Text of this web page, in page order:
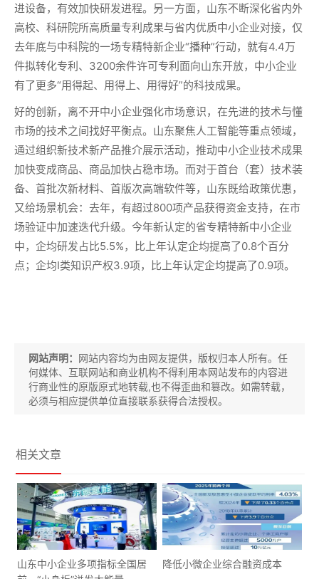
进设备，有效加快研发进程。另一方面，山东不断深化省内外
高校、科研院所高质量专利成果与省内优质中小企业对接，仅
去年底与中科院的一场专精特新企业“播种”行动，就有4.4万
件拟转化专利、3200余件许可专利面向山东开放，中小企业
有了更多“用得起、用得上、用得好”的科技成果。
好的创新，离不开中小企业强化市场意识，在先进的技术与懂
市场的技术之间找好平衡点。山东聚焦人工智能等重点领域，
通过组织新技术新产品推介展示活动，推动中小企业技术成果
加快变成商品、商品加快占稳市场。而对于首台（套）技术装
备、首批次新材料、首版次高端软件等，山东既给政策优惠，
又给场景机会：去年，有超过800项产品获得资金支持，在市
场验证中加速迭代升级。今年新认定的省专精特新中小企业
中，企均研发占比5.5%，比上年认定企均提高了0.8个百分
点；企均I类知识产权3.9项，比上年认定企均提高了0.9项。
网站声明： 网站内容均为由网友提供，版权归本人所有。任
何媒体、互联网站和商业机构不得利用本网站发布的内容进
行商业性的原版原式地转载,也不得歪曲和篡改。如需转载，
必须与相应提供单位直接联系获得合法授权。
相关文章
山东中小企业多项指标全国居
降低小微企业综合融资成本